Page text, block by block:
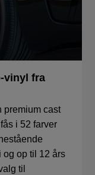
vinyl fra
premium cast
i 52 farver
og op til 12 års
til